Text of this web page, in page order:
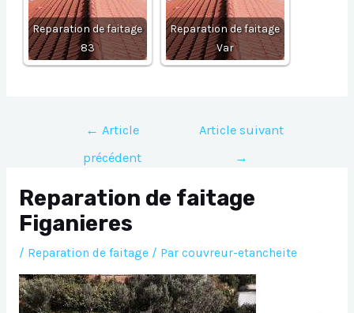
Reparation de faitage
83
Reparation de faitage
Var
Navigation
l’article
← Article
précédent
Article suivant
→
Reparation de faitage
Figanieres
/ Reparation de faitage/ Par couvreur-etancheite